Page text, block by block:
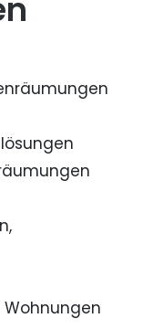
Wohnungen